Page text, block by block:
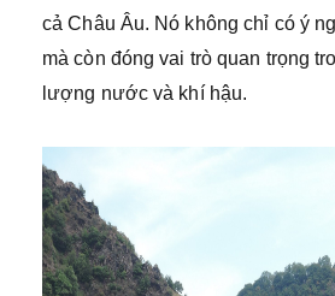
cả Châu Âu. Nó không chỉ có ý
mà còn đóng vai trò quan trọng
lượng nước và khí hậu.